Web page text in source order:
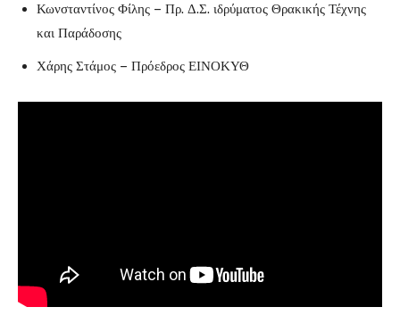
Κωνσταντίνος Φίλης – Πρ. Δ.Σ. ιδρύματος Θρακικής Τέχνης
και Παράδοσης
Χάρης Στάμος – Πρόεδρος ΕΙΝΟΚΥΘ